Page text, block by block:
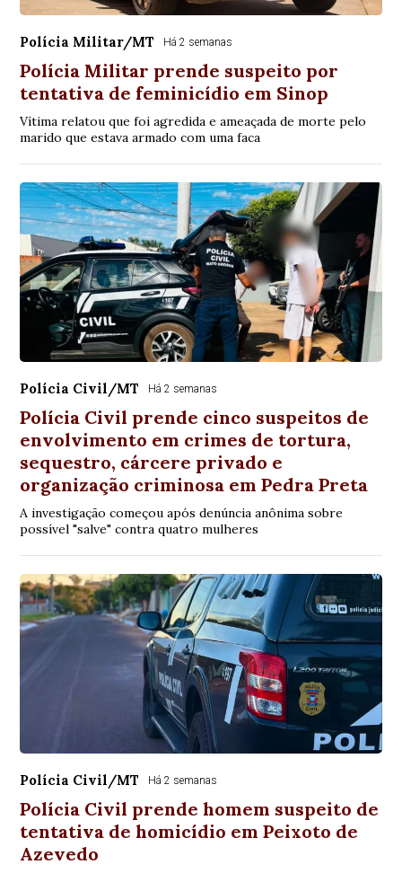
Polícia Militar/MT Há 2 semanas
Polícia Militar prende suspeito por
tentativa de feminicídio em Sinop
Vítima relatou que foi agredida e ameaçada de morte pelo
marido que estava armado com uma faca
Polícia Civil/MT Há 2 semanas
Polícia Civil prende cinco suspeitos de
envolvimento em crimes de tortura,
sequestro, cárcere privado e
organização criminosa em Pedra Preta
A investigação começou após denúncia anônima sobre
possível "salve" contra quatro mulheres
Polícia Civil/MT Há 2 semanas
Polícia Civil prende homem suspeito de
tentativa de homicídio em Peixoto de
Azevedo